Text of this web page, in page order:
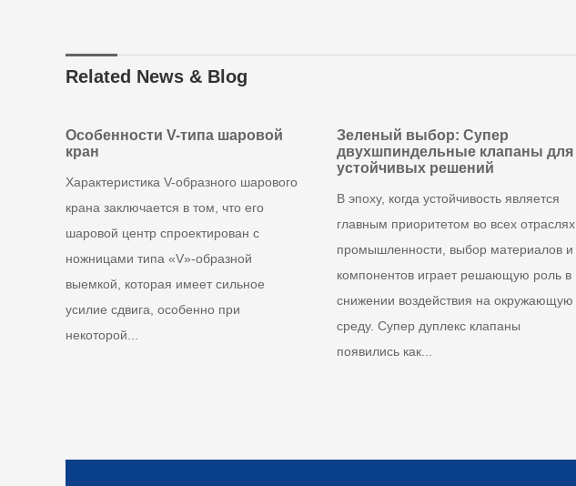
Related News & Blog
Особенности V-типа шаровой
кран
Характеристика V-образного шарового
крана заключается в том, что его
шаровой центр спроектирован с
ножницами типа «V»-образной
выемкой, которая имеет сильное
усилие сдвига, особенно при
некоторой...
Зеленый выбор: Супер
двухшпиндельные клапаны для
устойчивых решений
В эпоху, когда устойчивость является
главным приоритетом во всех отраслях
промышленности, выбор материалов и
компонентов играет решающую роль в
снижении воздействия на окружающую
среду. Супер дуплекс клапаны
появились как...